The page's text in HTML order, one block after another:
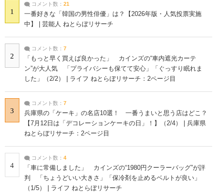
1
コメント数： 21
一番好きな「韓国の男性俳優」は？【2026年版・人気投票実施
中】 | 芸能人 ねとらぼリサーチ
2
コメント数： 7
「もっと早く買えば良かった」 カインズの“車内遮光カーテ
ン”が大人気 「プライバシーも保てて安心」「ぐっすり眠れま
した」（2/2） | ライフ ねとらぼリサーチ：2ページ目
3
コメント数： 7
兵庫県の「ケーキ」の名店10選！ 一番うまいと思う店はどこ？
【7月12日は「デコレーションケーキの日」！】（2/4） | 兵庫県
ねとらぼリサーチ：2ページ目
4
コメント数： 4
「車に常備しました」 カインズの“1980円クーラーバッグ”が評
判 「ちょうどいい大きさ」「保冷剤を止めるベルトが良い」
（1/5） | ライフ ねとらぼリサーチ